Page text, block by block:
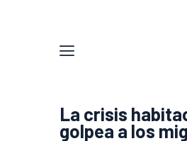
La crisis
golpea a los